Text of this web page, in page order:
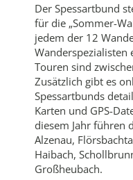
Der Spessartbund
für die „Sommer-
jedem der 12
Wanderspezialisten
Touren sind
Zusätzlich gibt es
Spessartbunds
Karten und GPS-
diesem Jahr führen
Alzenau,
Haibach,
Großheubach.